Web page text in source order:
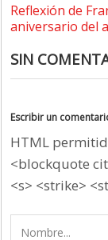
Reflexión de
aniversario del
SIN
Escribir un
HTML
<blockquote
<s> <strike>